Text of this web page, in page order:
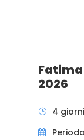
Fatima
2026
4